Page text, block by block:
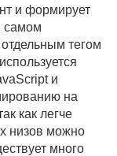
и формирует
самом
тегом
и
на
как легче
низов можно
много